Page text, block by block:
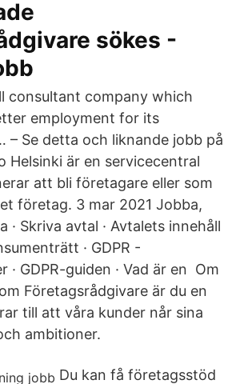
sökes -
consultant company which
employment for its
– Se detta och liknande jobb på
Helsinki är en servicecentral
att bli företagare eller som
företag. 3 mar 2021 Jobba,
· Skriva avtal · Avtalets innehåll
· GDPR -
· GDPR-guiden · Vad är en Om
Företagsrådgivare är du en
till att våra kunder når sina
ambitioner.
Du kan få företagsstöd